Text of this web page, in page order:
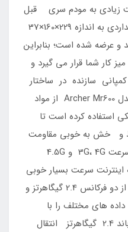
زیادی به مودم سری قبل
دارد. این محصول در ابعاد استانداردی به اندازه 229×160×37
عرضه شده است؛ بنابراین
کار شما قرار می گیرد و
سازنده در ساختار
بدنه مودم 4.5G تی پی-لینک مدل Archer Mr600 از مواد
استفاده کرده است تا
خط و خش به خوبی مقاومت
اینترنت سرعت بسیار خوبی
را ارائه می دهد. علاوه بر این از دو فرکانس 2.4 گیگاهرتز و
های مختلف را با
سرعت 300 مگابایت بر ثانیه در باند 2.4 گیگاهرتز انتقال